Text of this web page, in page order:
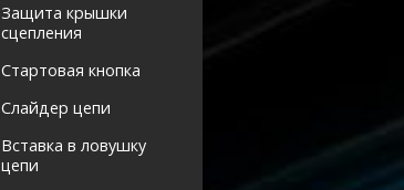
Защита крышки
сцепления
Стартовая кнопка
Слайдер цепи
Вставка в ловушку
цепи